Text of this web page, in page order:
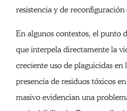
resistencia y de
En algunos contextos, el punto
que interpela directamente la
creciente uso de plaguicidas en
presencia de residuos tóxicos
masivo evidencian una